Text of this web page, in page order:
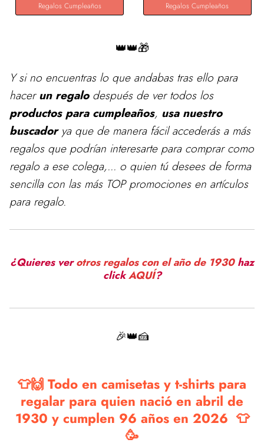
Regalos Cumpleaños Regalos Cumpleaños
👑👑🎁
Y si no encuentras lo que andabas tras ello para
hacerun regalodespués de ver todos los
productos para cumpleaños, usa nuestro
buscadorya que de manera fácil accederás a más
regalos que podrían interesarte para comprar como
regalo a ese colega,... o quien tú desees de forma
sencilla con las más TOP promociones en artículos
para regalo.
¿Quieres verotros regalos con el año de 1930haz
clickAQUÍ?
🎉👑🍰
👕🙌 Todo en camisetas y t-shirts para
regalar para quien nació en abril de
1930 y cumplen 96 años en 2026 👕
🥳